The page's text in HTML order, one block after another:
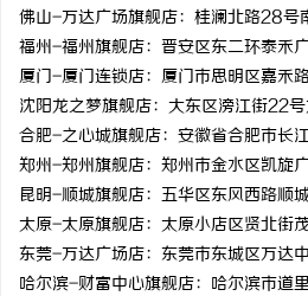
佛山-万达广场旗舰店：桂澜北路28号
福州-福州旗舰店：晋安区东二环泰禾
厦门-厦门连锁店：厦门市思明区嘉禾
沈阳龙之梦旗舰店：大东区滂江街22
合肥-之心城旗舰店：安徽省合肥市长
郑州-郑州旗舰店：郑州市金水区凯旋
昆明-顺城旗舰店：五华区东风西路顺
太原-太原旗舰店：太原小店区贤北街
东莞-万达广场店：东莞市东城区万达
哈尔滨-财富中心旗舰店：哈尔滨市道